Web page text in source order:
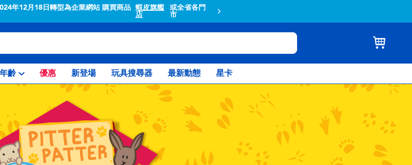
年12月18日轉型為企業網站 購買商品 蝦皮旗艦
店
或全省各門
市
年齡 優惠 新登場 玩具搜尋器 最新動態 星卡